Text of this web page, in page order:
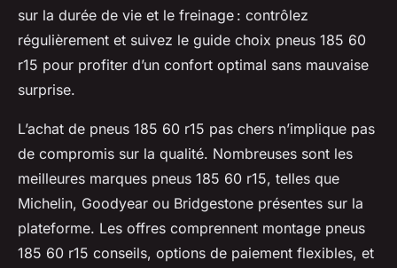
sur la durée de vie et le freinage : contrôlez
régulièrement et suivez le guide choix pneus 185 60
r15 pour profiter d’un confort optimal sans mauvaise
surprise.
L’achat de pneus 185 60 r15 pas chers n’implique pas
de compromis sur la qualité. Nombreuses sont les
meilleures marques pneus 185 60 r15, telles que
Michelin, Goodyear ou Bridgestone présentes sur la
plateforme. Les offres comprennent montage pneus
185 60 r15 conseils, options de paiement flexibles, et